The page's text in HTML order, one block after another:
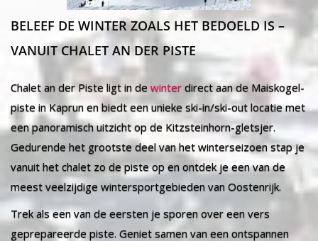
BELEEF DE WINTER ZOALS HET BEDOELD IS –
VANUIT CHALET AN DER PISTE
Chalet an der Piste ligt in de winter direct aan de Maiskogel-
piste in Kaprun en biedt een unieke ski-in/ski-out locatie met
een panoramisch uitzicht op de Kitzsteinhorn-gletsjer.
Gedurende het grootste deel van het winterseizoen stap je
vanuit het chalet zo de piste op en ontdek je een van de
meest veelzijdige wintersportgebieden van Oostenrijk.
Trek als een van de eersten je sporen over een vers
geprepareerde piste. Geniet samen van een ontspannen